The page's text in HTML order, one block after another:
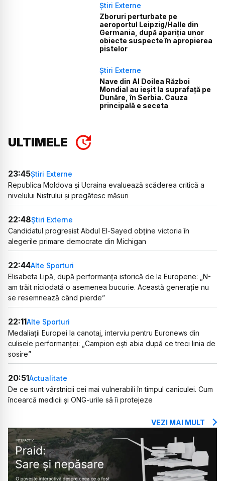
Știri Externe
Zboruri perturbate pe
aeroportul Leipzig/Halle din
Germania, după apariția unor
obiecte suspecte în apropierea
pistelor
Știri Externe
Nave din Al Doilea Război
Mondial au ieșit la suprafață pe
Dunăre, în Serbia. Cauza
principală e seceta
ULTIMELE
23:45Știri Externe
Republica Moldova și Ucraina evaluează scăderea critică a
nivelului Nistrului și pregătesc măsuri
22:48Știri Externe
Candidatul progresist Abdul El-Sayed obține victoria în
alegerile primare democrate din Michigan
22:44Alte Sporturi
Elisabeta Lipă, după performanța istorică de la Europene: „N-
am trăit niciodată o asemenea bucurie. Această generație nu
se resemnează când pierde”
22:11Alte Sporturi
Medaliații Europei la canotaj, interviu pentru Euronews din
culisele performanței: „Campion ești abia după ce treci linia de
sosire”
20:51Actualitate
De ce sunt vârstnicii cei mai vulnerabili în timpul caniculei. Cum
încearcă medicii și ONG-urile să îi protejeze
VEZI MAI MULT